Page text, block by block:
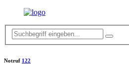
Notruf 122